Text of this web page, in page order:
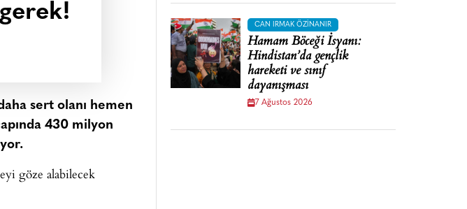
sert olanı hemen
430 milyon
göze alabilecek
CAN IRMAK ÖZINANIR
Hamam Böceği İsyanı:
Hindistan’da gençlik
hareketi ve sınıf
dayanışması
7 Ağustos 2026